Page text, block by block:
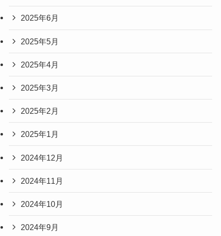
2025年6月
2025年5月
2025年4月
2025年3月
2025年2月
2025年1月
2024年12月
2024年11月
2024年10月
2024年9月